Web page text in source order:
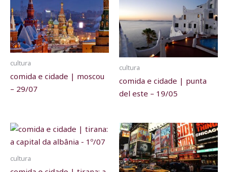
cultura
comida e cidade | moscou
– 29/07
cultura
comida e cidade | punta
del este – 19/05
cultura